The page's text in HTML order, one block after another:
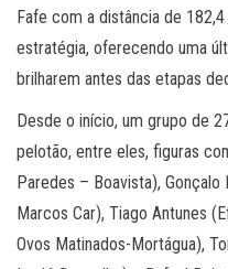
Fafe com a distância de
estratégia, oferecendo uma
brilharem antes das etapas
Desde o início, um grupo de
pelotão, entre eles, figuras
Paredes – Boavista),
Marcos Car), Tiago Antunes
Ovos Matinados-Mortágua),